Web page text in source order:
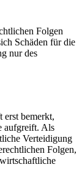
Folgen
Schäden für die
nur des
bemerkt,
aufgreift. Als
Verteidigung
Folgen,